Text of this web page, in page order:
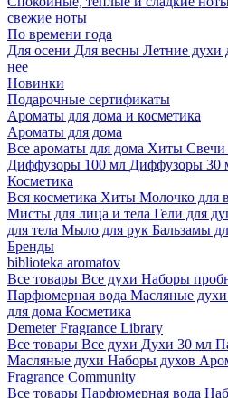
свежие ноты
По времени года
Для осени Для весны Летние духи
нее
Новинки
Подарочные сертификаты
Ароматы для дома и косметика
Ароматы для дома
Все ароматы для дома Хиты Свечи
Диффузоры 100 мл Диффузоры 30
Косметика
Вся косметика Хиты Молочко для
Мисты для лица и тела Гели для
для тела Мыло для рук Бальзамы
Бренды
biblioteka aromatov
Все товары Все духи Наборы
Парфюмерная вода Масляные духи
для дома Косметика
Demeter Fragrance Library
Все товары Все духи Духи 30 мл
Масляные духи Наборы духов
Fragrance Community
Все товары Парфюмерная вода